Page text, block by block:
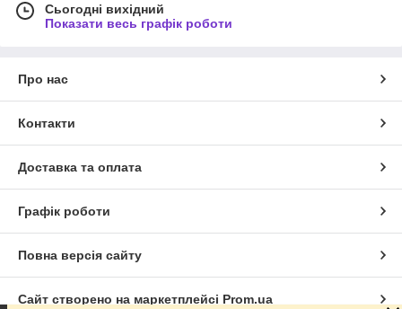
Сьогодні вихідний
Показати весь графік роботи
Про нас
Контакти
Доставка та оплата
Графік роботи
Повна версія сайту
Сайт створено на маркетплейсі Prom.ua